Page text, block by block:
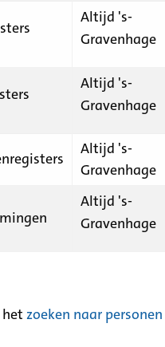
Altijd 's-
Gravenhage
Altijd 's-
Gravenhage
Altijd 's-
Gravenhage
Altijd 's-
Gravenhage
het zoeken naar personen